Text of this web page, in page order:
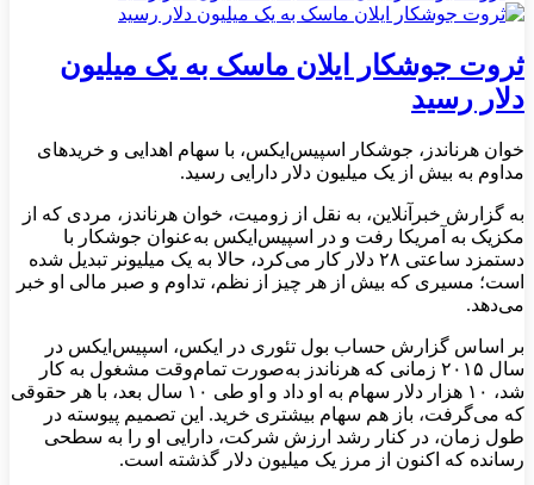
ثروت جوشکار ایلان ماسک به یک میلیون
دلار رسید
خوان هرناندز، جوشکار اسپیس‌ایکس، با سهام اهدایی و خریدهای
مداوم به بیش از یک میلیون دلار دارایی رسید.
به گزارش خبرآنلاین، به نقل از زومیت، خوان هرناندز، مردی که از
مکزیک به آمریکا رفت و در اسپیس‌ایکس به‌عنوان جوشکار با
دستمزد ساعتی ۲۸ دلار کار می‌کرد، حالا به یک میلیونر تبدیل شده
است؛ مسیری که بیش از هر چیز از نظم، تداوم و صبر مالی او خبر
می‌دهد.
بر اساس گزارش حساب بول تئوری در ایکس، اسپیس‌ایکس در
سال ۲۰۱۵ زمانی که هرناندز به‌صورت تمام‌وقت مشغول به کار
شد، ۱۰ هزار دلار سهام به او داد و او طی ۱۰ سال بعد، با هر حقوقی
که می‌گرفت، باز هم سهام بیشتری خرید. این تصمیم پیوسته در
طول زمان، در کنار رشد ارزش شرکت، دارایی او را به سطحی
رسانده که اکنون از مرز یک میلیون دلار گذشته است.